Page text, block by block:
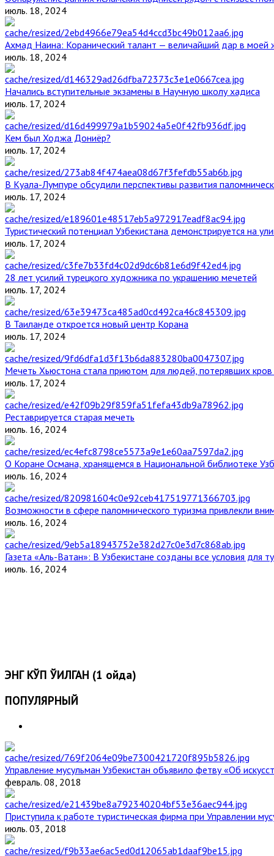
июль. 18, 2024
Ахмад Наина: Коранический талант — величайший дар в моей
июль. 18, 2024
Начались вступительные экзамены в Научную школу хадиса
июль. 17, 2024
Кем был Ходжа Дониёр?
июль. 17, 2024
В Куала-Лумпуре обсудили перспективы развития
июль. 17, 2024
Туристический потенциал Узбекистана демонстрируется на
июль. 17, 2024
28 лет усилий турецкого художника по украшению мечетей
июль. 17, 2024
В Таиланде откроется новый центр Корана
июль. 17, 2024
Мечеть Хьюстона стала приютом для людей, потерявших кров
июль. 17, 2024
Реставрируется старая мечеть
июль. 16, 2024
О Коране Османа, хранящемся в Национальной библиотеке
июль. 16, 2024
Возможности в сфере паломнического туризма привлекли
июль. 16, 2024
Газета «Аль-Ватан»: В Узбекистане созданы все условия для
июль. 16, 2024
ЭНГ КЎП ЎҚИЛГАН (1 ойда)
ПОПУЛЯРНЫЙ
Управление мусульман Узбекистан объявило фетву «Об
февраль. 08, 2018
Приступила к работе туристическая фирма при Управлении
июль. 03, 2018